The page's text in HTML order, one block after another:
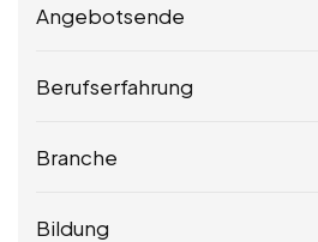
Angebotsende
Berufserfahrung
Branche
Bildung